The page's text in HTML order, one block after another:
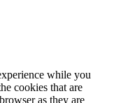
while you
cookies that are
as they are